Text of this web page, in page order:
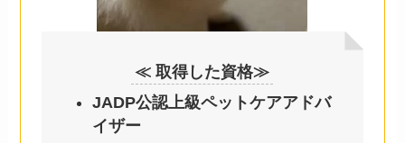
≪ 取得した資格≫
JADP公認上級ペットケアアドバ
イザー